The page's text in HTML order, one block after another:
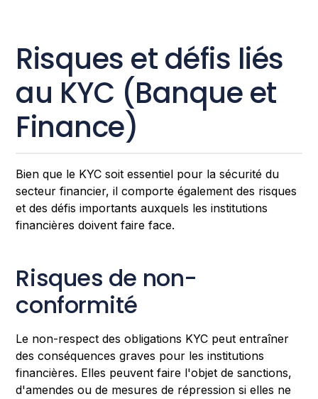
Risques et défis liés
au KYC (Banque et
Finance)
Bien que le KYC soit essentiel pour la sécurité du
secteur financier, il comporte également des risques
et des défis importants auxquels les institutions
financières doivent faire face.
Risques de non-
conformité
Le non-respect des obligations KYC peut entraîner
des conséquences graves pour les institutions
financières. Elles peuvent faire l'objet de sanctions,
d'amendes ou de mesures de répression si elles ne